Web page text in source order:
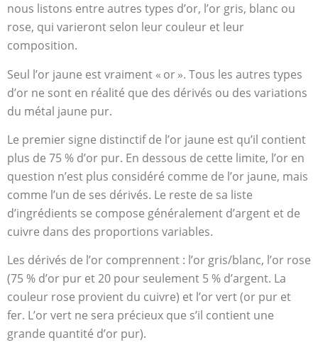
nous listons entre autres types d’or, l’or gris, blanc ou
rose, qui varieront selon leur couleur et leur
composition.
Seul l’or jaune est vraiment « or ». Tous les autres types
d’or ne sont en réalité que des dérivés ou des variations
du métal jaune pur.
Le premier signe distinctif de l’or jaune est qu’il contient
plus de 75 % d’or pur. En dessous de cette limite, l’or en
question n’est plus considéré comme de l’or jaune, mais
comme l’un de ses dérivés. Le reste de sa liste
d’ingrédients se compose généralement d’argent et de
cuivre dans des proportions variables.
Les dérivés de l’or comprennent : l’or gris/blanc, l’or rose
(75 % d’or pur et 20 pour seulement 5 % d’argent. La
couleur rose provient du cuivre) et l’or vert (or pur et
fer. L’or vert ne sera précieux que s’il contient une
grande quantité d’or pur).